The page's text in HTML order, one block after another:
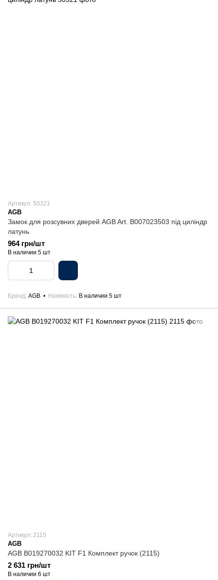
Артикул: 50321
AGB
Замок для розсувних дверей AGB Art. B007023503 під циліндр
латунь
964 грн/шт
В наличии 5 шт
Бренд AGB Наявність В наличии 5 шт
Артикул: 2115
AGB
AGB B019270032 KIT F1 Комплект ручок (2115)
2 631 грн/шт
В наличии 6 шт